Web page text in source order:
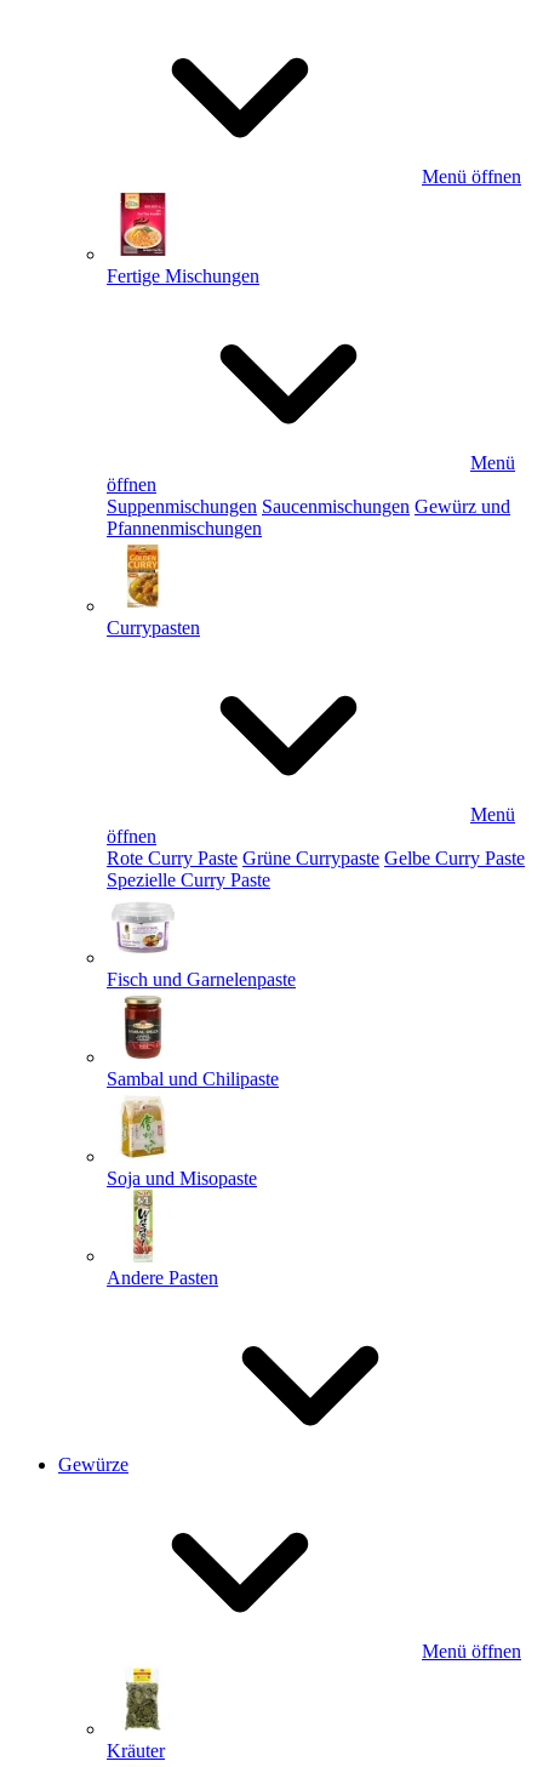
Menü öffnen
Fertige Mischungen
Menü
öffnen
Suppenmischungen Saucenmischungen Gewürz und
Pfannenmischungen
Currypasten
Menü
öffnen
Rote Curry Paste Grüne Currypaste Gelbe Curry Paste
Spezielle Curry Paste
Fisch und Garnelenpaste
Sambal und Chilipaste
Soja und Misopaste
Andere Pasten
Gewürze
Menü öffnen
Kräuter